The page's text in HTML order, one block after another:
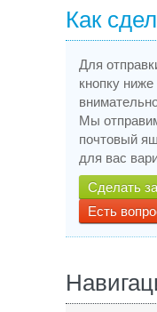
Как
Для
кнопку ниже
Мы
почтовый
для вас
Сделать
Есть